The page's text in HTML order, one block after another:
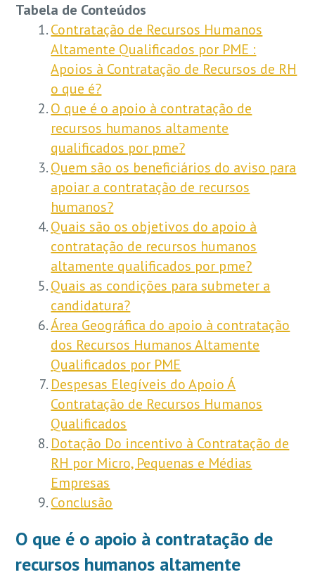
Tabela de Conteúdos
Contratação de Recursos Humanos
Altamente Qualificados por PME :
Apoios à Contratação de Recursos de RH
o que é?
O que é o apoio à contratação de
recursos humanos altamente
qualificados por pme?
Quem são os beneficiários do aviso para
apoiar a contratação de recursos
humanos?
Quais são os objetivos do apoio à
contratação de recursos humanos
altamente qualificados por pme?
Quais as condições para submeter a
candidatura?
Área Geográfica do apoio à contratação
dos Recursos Humanos Altamente
Qualificados por PME
Despesas Elegíveis do Apoio Á
Contratação de Recursos Humanos
Qualificados
Dotação Do incentivo à Contratação de
RH por Micro, Pequenas e Médias
Empresas
Conclusão
O que é o apoio à contratação de
recursos humanos altamente